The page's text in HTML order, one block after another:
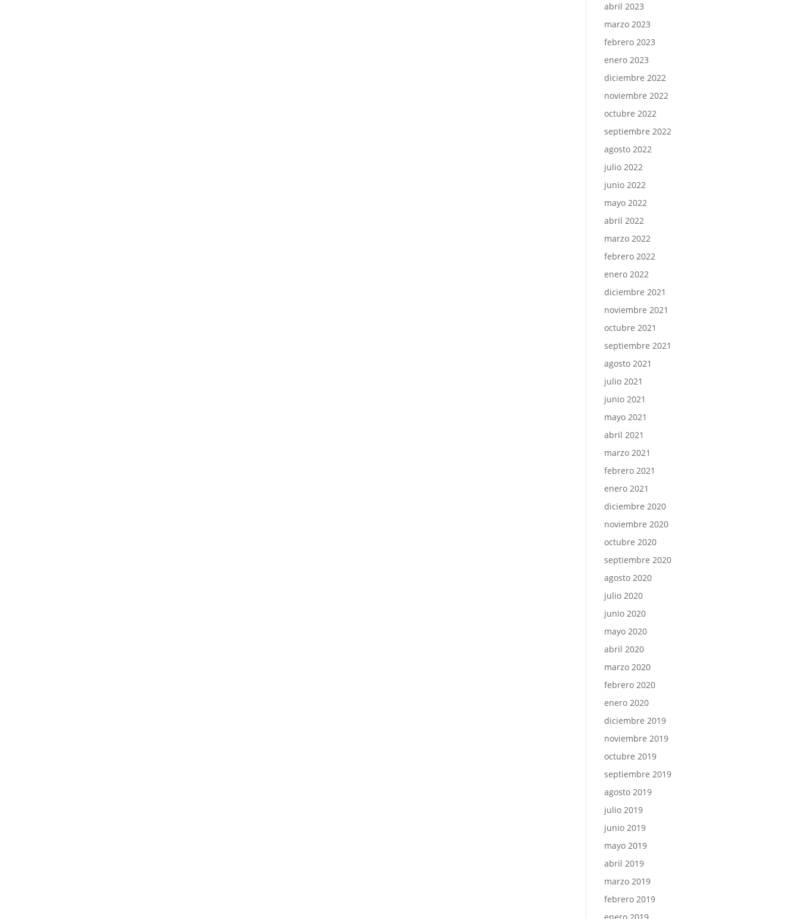
abril 2023
marzo 2023
febrero 2023
enero 2023
diciembre 2022
noviembre 2022
octubre 2022
septiembre 2022
agosto 2022
julio 2022
junio 2022
mayo 2022
abril 2022
marzo 2022
febrero 2022
enero 2022
diciembre 2021
noviembre 2021
octubre 2021
septiembre 2021
agosto 2021
julio 2021
junio 2021
mayo 2021
abril 2021
marzo 2021
febrero 2021
enero 2021
diciembre 2020
noviembre 2020
octubre 2020
septiembre 2020
agosto 2020
julio 2020
junio 2020
mayo 2020
abril 2020
marzo 2020
febrero 2020
enero 2020
diciembre 2019
noviembre 2019
octubre 2019
septiembre 2019
agosto 2019
julio 2019
junio 2019
mayo 2019
abril 2019
marzo 2019
febrero 2019